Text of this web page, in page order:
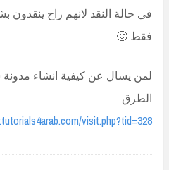
في حالة النقد لانهم راح ينقدون
فقط 🙂
لمن يسال عن كيفية انشاء
الطرق
visit.php?tid=328